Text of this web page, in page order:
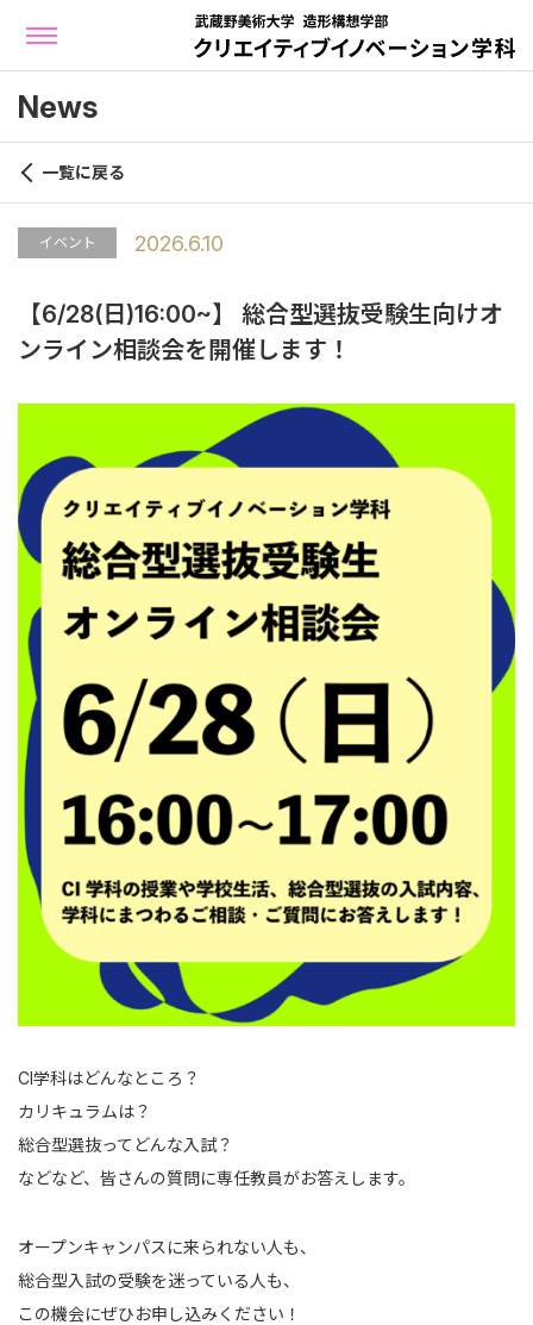
News
一覧に戻る
イベント 2026.6.10
【6/28(日)16:00~】 総合型選抜受験生向けオ
ンライン相談会を開催します！
CI学科はどんなところ？
カリキュラムは？
総合型選抜ってどんな入試？
などなど、皆さんの質問に専任教員がお答えします。
オープンキャンパスに来られない人も、
総合型入試の受験を迷っている人も、
この機会にぜひお申し込みください！